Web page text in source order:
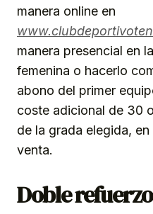
manera online en
manera presencial en
femenina o hacerlo
abono del primer
coste adicional de 30
de la grada elegida,
venta.
Doble